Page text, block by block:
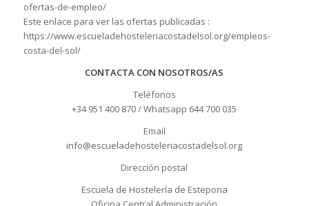
ofertas-de-empleo/
Este enlace para ver las ofertas publicadas :
https://www.escueladehosteleriacostadelsol.org/empleos-
costa-del-sol/
CONTACTA CON NOSOTROS/AS
Teléfonos
+34 951 400 870 / Whatsapp 644 700 035
Email
info@escueladehosteleriacostadelsol.org
Dirección postal
Escuela de Hostelería de Estepona